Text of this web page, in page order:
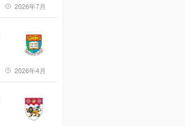
2026年7月
2026年4月